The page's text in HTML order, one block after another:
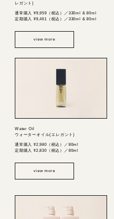
レガント)
通常購入 ¥9,959（税込）／330ml & 80ml
定期購入 ¥9,461（税込）／330ml & 80ml
view more
Water Oil
ウォーターオイル(エレガント)
通常購入 ¥2,980（税込）／80ml
定期購入 ¥2,830（税込）／80ml
view more